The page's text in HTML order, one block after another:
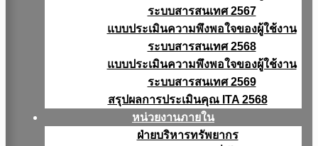
ระบบสารสนเทศ 2567
แบบประเมินความพึงพอใจของผู้ใช้งาน
ระบบสารสนเทศ 2568
แบบประเมินความพึงพอใจของผู้ใช้งาน
ระบบสารสนเทศ 2569
สรุปผลการประเมินคุณ ITA 2568
หน่วยงานภายใน
ฝ่ายบริหารทรัพยากร